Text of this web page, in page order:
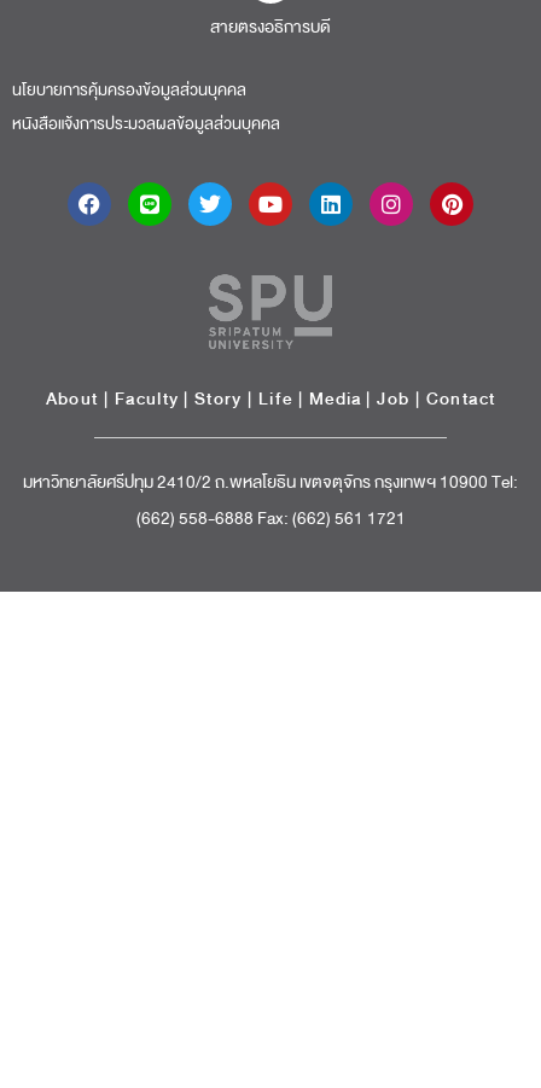
สายตรงอธิการบดี​
นโยบายการคุ้มครองข้อมูลส่วนบุคคล
หนังสือแจ้งการประมวลผลข้อมูลส่วนบุคคล
About | Faculty | Story | Life | Media |Job | Contact
มหาวิทยาลัยศรีปทุม 2410/2 ถ.พหลโยธิน เขตจตุจักร กรุงเทพฯ 10900 Tel:
(662) 558-6888 Fax: (662) 561 1721